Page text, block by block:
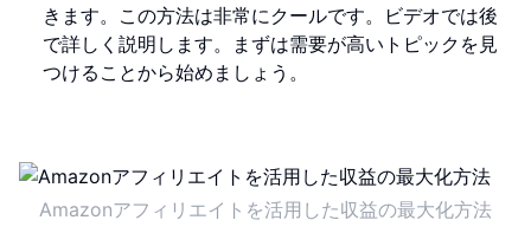
きます。この方法は非常にクールです。ビデオでは後
で詳しく説明します。まずは需要が高いトピックを見
つけることから始めましょう。
Amazonアフィリエイトを活用した収益の最大化方法